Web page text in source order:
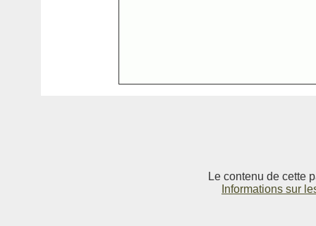
Le contenu de cette
Informations sur